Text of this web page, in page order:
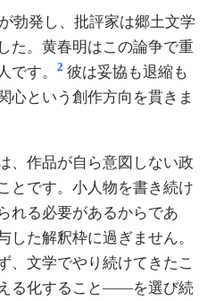
勃発し、批評家は郷土文学
た。黄春明はこの論争で重
です。
2 彼は妥協も退縮も
心という創作方向を貫きま
、作品が自ら意図しない政
とです。小人物を書き続け
れる必要があるからであ
した解釈枠に過ぎません。
、文学でやり続けてきたこ
る化すること――を選び続